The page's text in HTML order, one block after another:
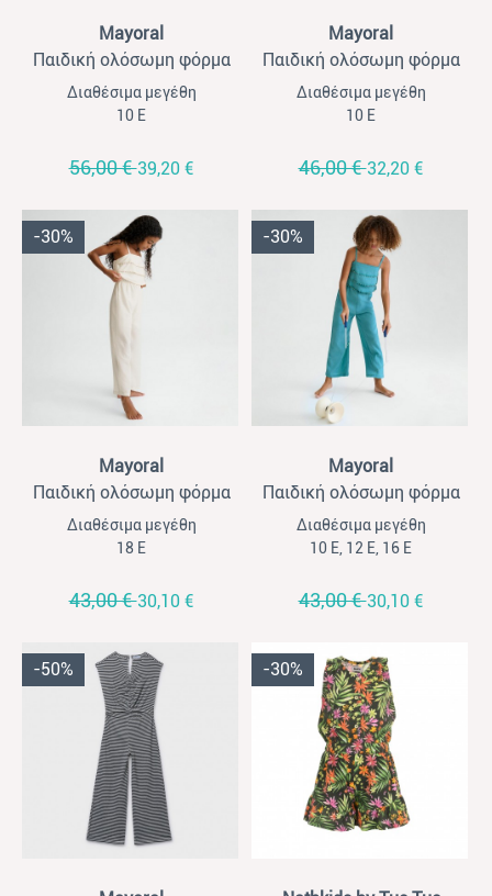
Mayoral
Παιδική ολόσωμη φόρμα
για κορίτσια Mayoral
μακριά πλισέ κρεμ
Διαθέσιμα μεγέθη
10 Ε
56,00 €39,20 €
Mayoral
Παιδική ολόσωμη φόρμα
για κορίτσια Mayoral
μακριά μαύρη
Διαθέσιμα μεγέθη
10 Ε
46,00 €32,20 €
-30%
Mayoral
Παιδική ολόσωμη φόρμα
για κορίτσια Mayoral
μακριά βολάν εκρού
Διαθέσιμα μεγέθη
18 Ε
43,00 €30,10 €
-30%
Mayoral
Παιδική ολόσωμη φόρμα
για κορίτσια Mayoral
μακριά με βολάν πετρόλ
Διαθέσιμα μεγέθη
10 Ε, 12 Ε, 16 Ε
43,00 €30,10 €
-50% -30%